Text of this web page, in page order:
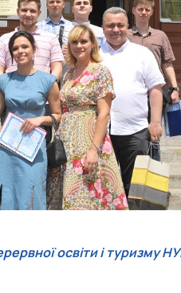
освіти і туризму